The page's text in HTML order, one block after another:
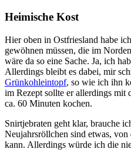
Heimische Kost
Hier oben in Ostfriesland habe
gewöhnen müssen, die im
wäre da so eine Sache. Ja, ich
Allerdings bleibt es dabei, mir
Grünkohleintopf, so wie ich ihn
im Rezept sollte er allerdings
ca. 60 Minuten kochen.
Snirtjebraten geht klar, brauche
Neujahrsröllchen sind etwas,
kann. Allerdings würde ich die